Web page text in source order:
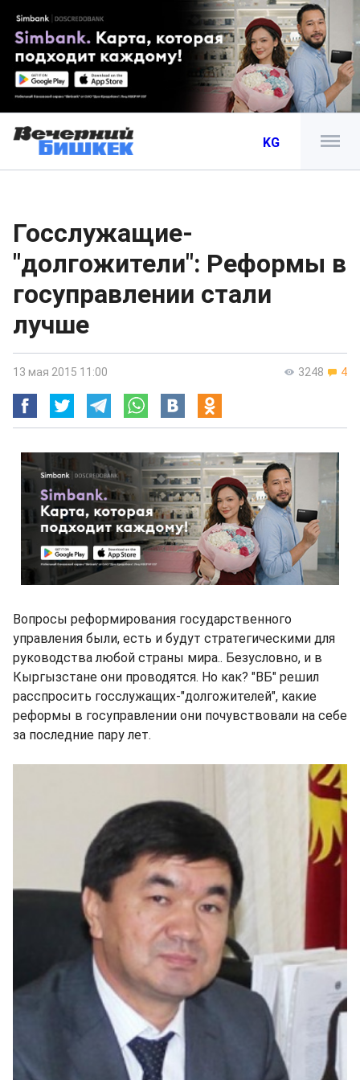
KG
Госслужащие-
"долгожители": Реформы в
госуправлении стали
лучше
3248 4
13 мая 2015 11:00
Вопросы реформирования государственного
управления были, есть и будут стратегическими для
руководства любой страны мира.. Безусловно, и в
Кыргызстане они проводятся. Но как? "ВБ" решил
расспросить госслужащих-"долгожителей", какие
реформы в госуправлении они почувствовали на себе
за последние пару лет.